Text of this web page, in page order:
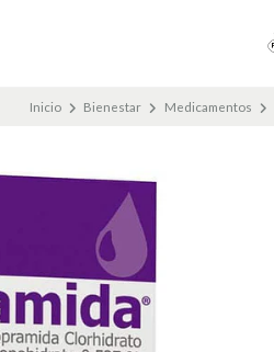
Inicio Bienestar Medicamentos